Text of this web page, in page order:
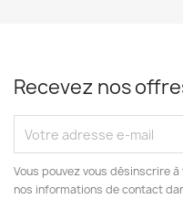
Recevez nos
Vous pouvez vous désinscrire
nos informations de contact